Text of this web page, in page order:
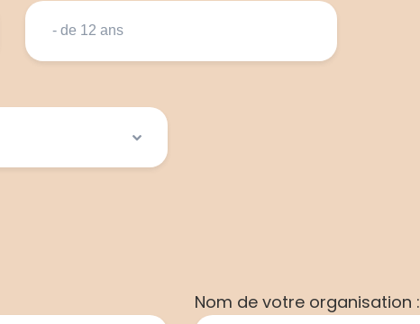
Nom de votre organisation :